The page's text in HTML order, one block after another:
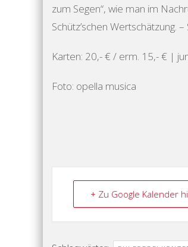
zum Segen“, wie man im
Schütz’schen Wertschätzung.
Karten: 20,- € / erm. 15,- € |
Foto: opella musica
+ Zu Google Kalender